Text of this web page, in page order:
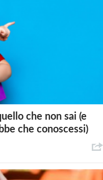
che non sai (e
che conoscessi)